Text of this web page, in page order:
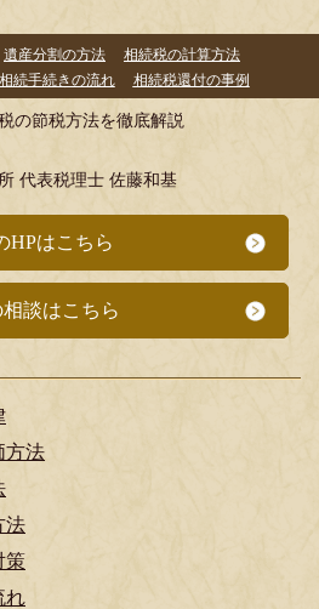
遺産分割の方法
相続税の計算方法
相続手続きの流れ 相続税還付の事例
の節税方法を徹底解説
代表税理士 佐藤和基
HPはこちら
談はこちら
方法
法
策
れ